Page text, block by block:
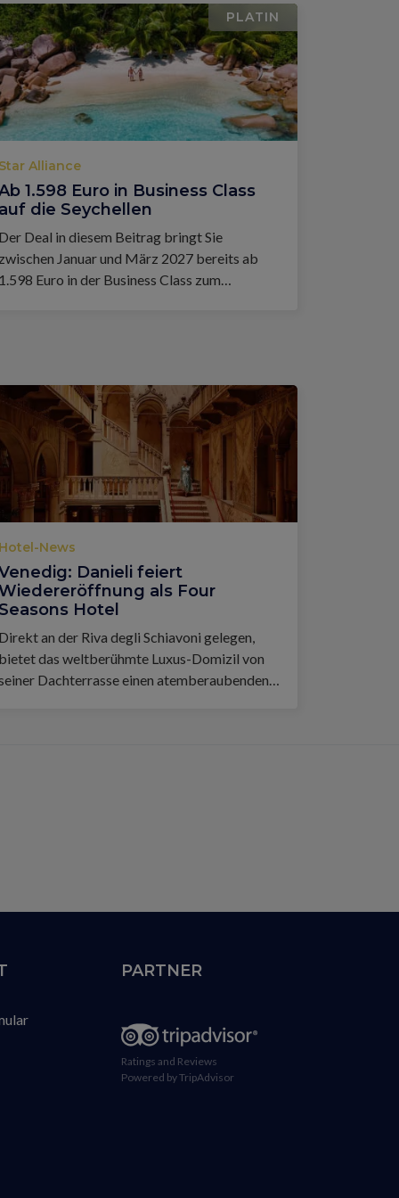
PLATIN
Alliance
1.598 Euro in Business Class
die Seychellen
Deal in diesem Beitrag bringt Sie
Januar und März 2027 bereits ab
Euro in der Business Class zum
News
Danieli feiert
als Four
Hotel
an der Riva degli Schiavoni gelegen,
das weltberühmte Luxus-Domizil von
Dachterrasse einen atemberaubenden
PARTNER
Ratings and Reviews
Powered by TripAdvisor